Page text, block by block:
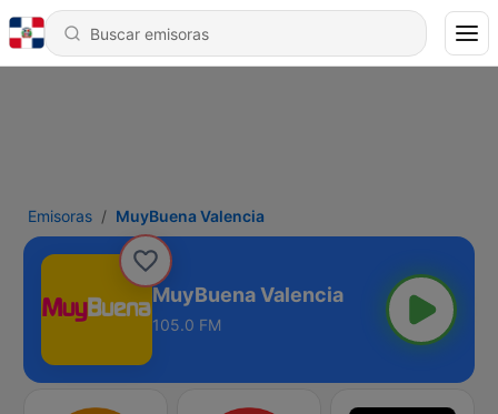
Emisoras MuyBuena Valencia
MuyBuena Valencia
105.0 FM